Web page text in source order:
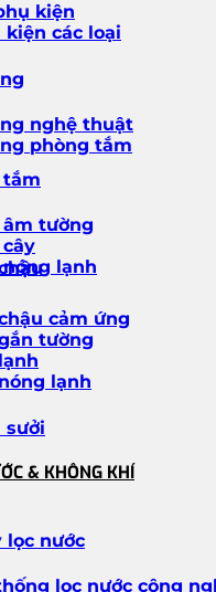
kiện
kiện các loại
nghệ thuật
phòng tắm
tắm
âm tường
cây
nóng lạnh
cảm ứng
tường
lạnh
sưởi
& KHÔNG KHÍ
lọc nước
lọc nước công